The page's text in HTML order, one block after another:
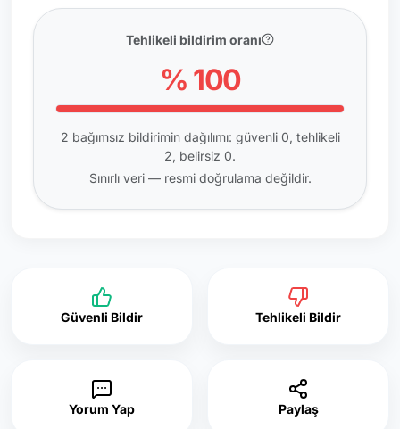
Tehlikeli bildirim oranı
% 100
2 bağımsız bildirimin dağılımı: güvenli 0, tehlikeli
2, belirsiz 0.
Sınırlı veri — resmi doğrulama değildir.
Güvenli Bildir Tehlikeli Bildir
Yorum Yap Paylaş